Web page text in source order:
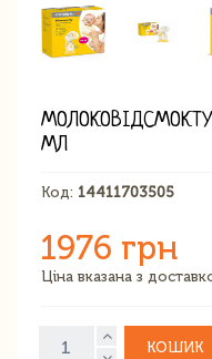
МЛ
Код: 14411703505
1976 грн
Ціна вказана з
КОШИК